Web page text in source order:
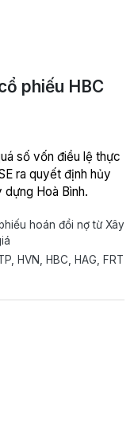
phiếu HBC
số vốn điều lệ thực
ra quyết định hủy
Hoà Bình.
hoán đổi nợ từ Xây
HVN, HBC, HAG, FRT